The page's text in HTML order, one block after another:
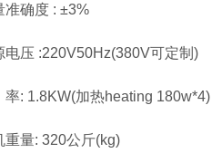
确度 : ±3%
:220V50Hz(380V可定制)
加热heating 180w*4)
量: 320公斤(kg)